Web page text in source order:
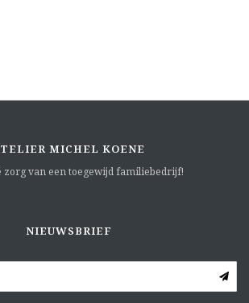
MICHEL KOENE
zorg van een toegewijd familiebedrijf!
NIEUWSBRIEF